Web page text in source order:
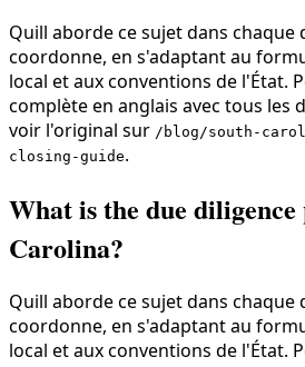
Quill aborde ce sujet dans chaque
coordonne, en s'adaptant au
local et aux conventions de l'État.
complète en anglais avec tous les
voir l'original sur /blog/south-
closing-guide.
What is the due
Carolina?
Quill aborde ce sujet dans chaque
coordonne, en s'adaptant au
local et aux conventions de l'État.